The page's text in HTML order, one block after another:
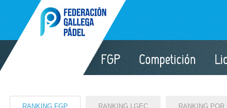
RANKING FGP RANKING LGEC RANKING POR